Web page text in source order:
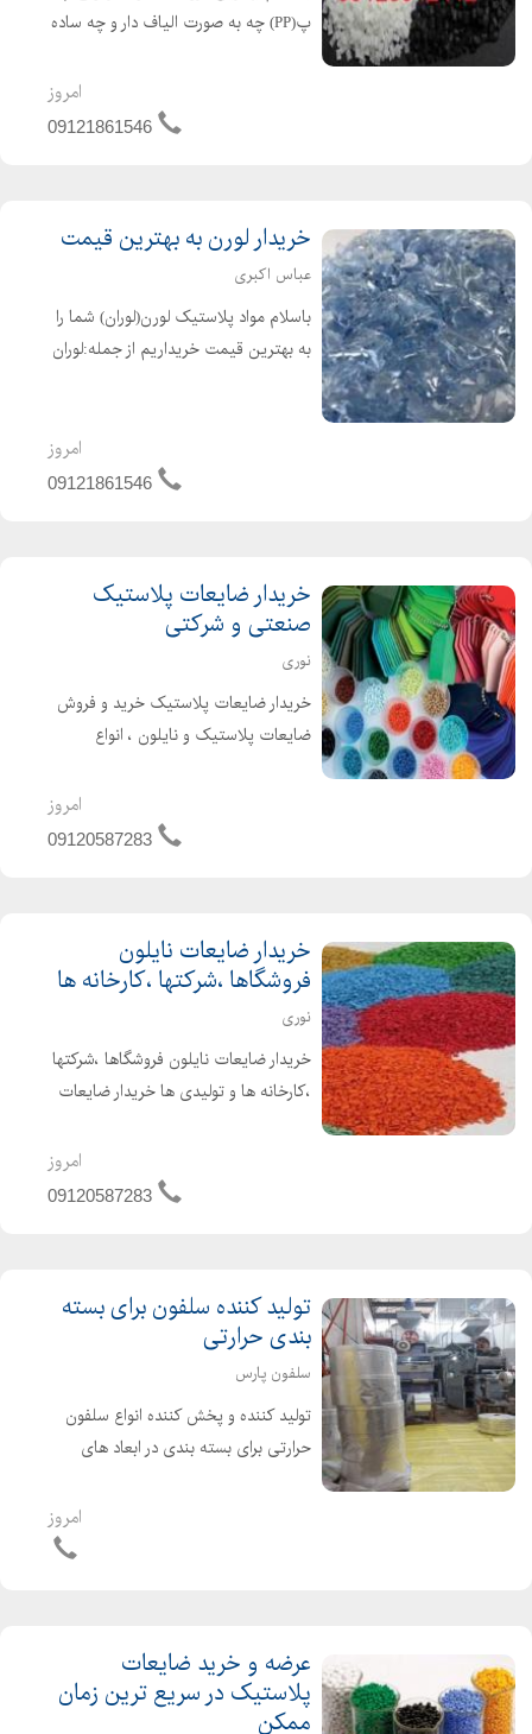
پ(PP) چه به صورت الیاف دار و چه ساده
تماس بگیرید همینطور برای تهیه مواد
گرانولی پلی آمید((الیاف دار و ساده))...
امروز
09121861546
خریدار لورن به بهترین قیمت
عباس اکبری
باسلام مواد پلاستیک لورن(لوران) شما را
به بهترین قیمت خریداریم از جمله:لوران
آبی و بی رنگ و..... فقط کافیست تماس
امروز
09121861546
خریدار ضایعات پلاستیک
صنعتی و شرکتی
نوری
خریدار ضایعات پلاستیک خرید و فروش
ضایعات پلاستیک و نایلون ، انواع
هایمپک ، کریستال ، طلق ، پلی اتیلن ،
امروز
09120587283
خریدار ضایعات نایلون
فروشگاها ،شرکتها ،کارخانه ها
نوری
خریدار ضایعات نایلون فروشگاها ،شرکتها
،کارخانه ها و تولیدی ها خریدار ضایعات
و.... ترازو دیجیتالی تسویه نقدی در محل
از تمامی نقاط تهران خرید داریم
امروز
09120587283
تولید کننده سلفون برای بسته
بندی حرارتی
سلفون پارس
تولید کننده و پخش کننده انواع سلفون
حرارتی برای بسته بندی در ابعاد های
رولی سایز از 6 س تا 60 س برای بستهامروز
عرضه و خرید ضایعات
پلاستیک در سریع ترین زمان
ممکن